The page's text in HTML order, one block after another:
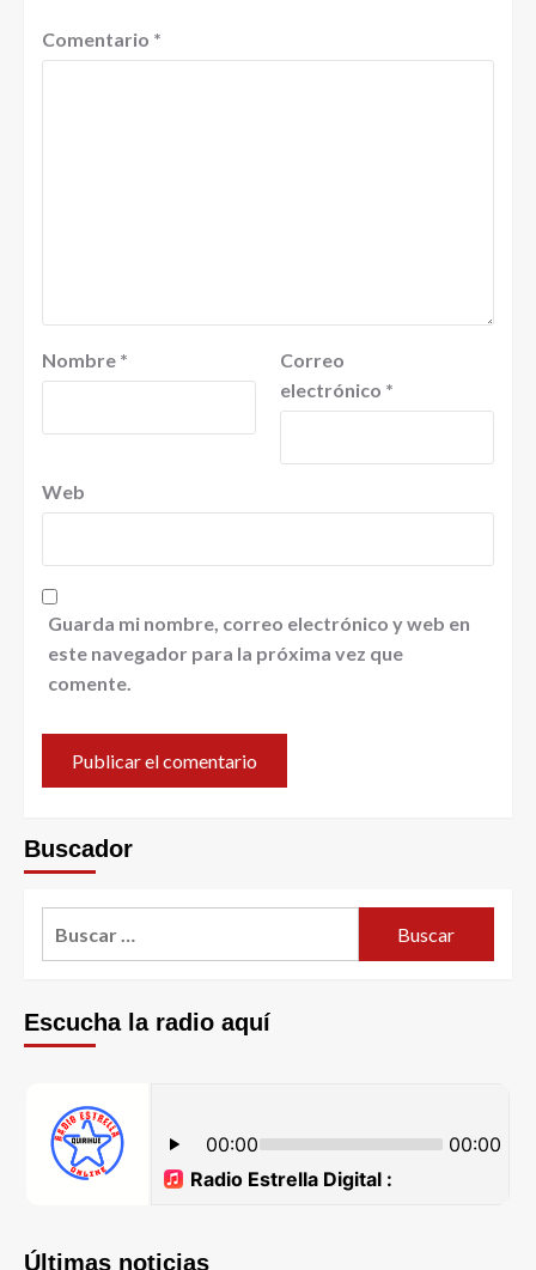
Comentario *
Nombre *
Correo
electrónico *
Web
Guarda mi nombre, correo electrónico y web en
este navegador para la próxima vez que
comente.
Buscador
Escucha la radio aquí
Últimas noticias